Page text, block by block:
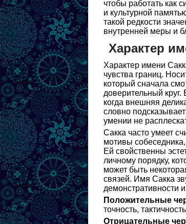
чтобы работать как
и культурной
такой редкости
внутренней меры и
Характер
Характер имени
чувства границ.
который сначала
доверительный
когда внешняя
словно
умении не
Сакка часто умеет
мотивы
Ей свойственны
личному порядку,
может быть
связей. Имя Сакка
Положительные
точность,
Отрицательные